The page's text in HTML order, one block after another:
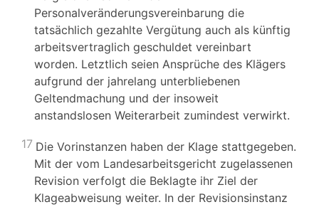
Personalveränderungsvereinbarung die
tatsächlich gezahlte Vergütung auch als künftig
arbeitsvertraglich geschuldet vereinbart
worden. Letztlich seien Ansprüche des Klägers
aufgrund der jahrelang unterbliebenen
Geltendmachung und der insoweit
anstandslosen Weiterarbeit zumindest verwirkt.
17 Die Vorinstanzen haben der Klage stattgegeben.
Mit der vom Landesarbeitsgericht zugelassenen
Revision verfolgt die Beklagte ihr Ziel der
Klageabweisung weiter. In der Revisionsinstanz